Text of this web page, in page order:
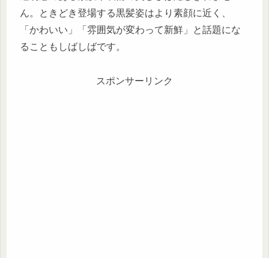
ん。ときどき登場する黒髪姿はより素顔に近く、
「かわいい」「雰囲気が変わって新鮮」と話題にな
ることもしばしばです。
スポンサーリンク